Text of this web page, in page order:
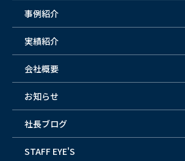
事例紹介
実績紹介
会社概要
お知らせ
社長ブログ
STAFF EYE'S